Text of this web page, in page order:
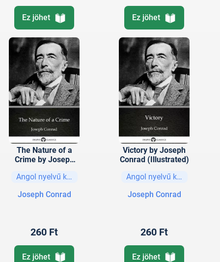
Ez jöhet Ez jöhet
The Nature of a
Crime by Joseph
Angol nyelvű könyvek
Joseph Conrad
260 Ft
Ez jöhet
Victory by Joseph
Conrad (Illustrated)
Angol nyelvű könyvek
Joseph Conrad
260 Ft
Ez jöhet